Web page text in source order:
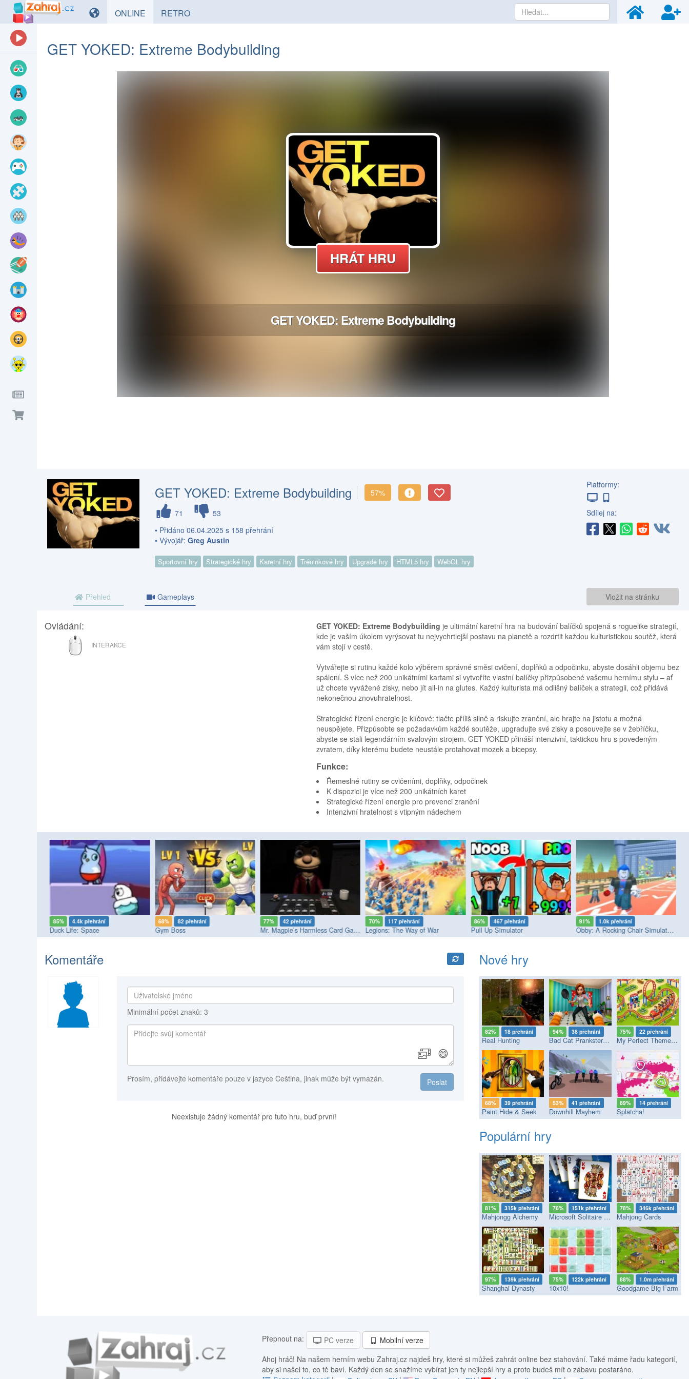
ONLINE HRYRETROHRY
GET YOKED: Extreme Bodybuilding
GET YOKED: Extreme Bodybuilding
57%
71
53
• Přidáno 06.04.2025 s 158 přehrání
• Vývojář:Greg Austin
Sportovní hry Strategické hry Karetní hry Tréninkové hry Upgrade hry HTML5 hry WebGL hry
Platformy:
Sdílej na:
Vložit na stránku
Přehled Gameplays
Ovládání:
MYŠ
INTERAKCE
GET YOKED: Extreme Bodybuilding je ultimátní karetní hra na budování balíčků spojená s roguelike strategií,
kde je vaším úkolem vyrýsovat tu nejvychrtlejší postavu na planetě a rozdrtit každou kulturistickou soutěž, která
vám stojí v cestě.
Vytvářejte si rutinu každé kolo výběrem správné směsi cvičení, doplňků a odpočinku, abyste dosáhli objemu bez
spálení. S více než 200 unikátními kartami si vytvoříte vlastní balíčky přizpůsobené vašemu hernímu stylu – ať
už chcete vyvážené zisky, nebo jít all-in na glutes. Každý kulturista má odlišný balíček a strategii, což přidává
nekonečnou znovuhratelnost.
Strategické řízení energie je klíčové: tlačte příliš silně a riskujte zranění, ale hrajte na jistotu a možná
neuspějete. Přizpůsobte se požadavkům každé soutěže, upgradujte své zisky a posouvejte se v žebříčku,
abyste se stali legendárním svalovým strojem. GET YOKED přináší intenzivní, taktickou hru s povedeným
zvratem, díky kterému budete neustále protahovat mozek a bicepsy.
Funkce:
Řemeslné rutiny se cvičeními, doplňky, odpočinek
K dispozici je více než 200 unikátních karet
Strategické řízení energie pro prevenci zranění
Intenzivní hratelnost s vtipným nádechem
85% 4.4k přehrání
Duck Life: Space
68% 82 přehrání
Gym Boss
77% 42 přehrání
Mr. Magpie’s Harmless Card Game
70% 117 přehrání
Legions: The Way of War
86% 467 přehrání
Pull Up Simulator
91% 1.0k přehrání
Obby: A Rocking Chair Simulator, The Escape
Komentáře
Minimální počet znaků: 3
😄
Poslat
Prosím, přidávejte komentáře pouze v jazyce Čeština, jinak může být vymazán.
Neexistuje žádný komentář pro tuto hru, buď první!
Nové hry
82% 18 přehrání
Real Hunting
94% 38 přehrání
Bad Cat Prankster - Mom’s Return
75% 22 přehrání
My Perfect Theme Park
68% 39 přehrání
Paint Hide & Seek
53% 41 přehrání
Downhill Mayhem
89% 14 přehrání
Splatcha!
Populární hry
81% 315k přehrání
Mahjongg Alchemy
76% 151k přehrání
Microsoft Solitaire Collection
78% 346k přehrání
Mahjong Cards
97% 139k přehrání
Shanghai Dynasty
75% 122k přehrání
10x10!
88% 1.0m přehrání
Goodgame Big Farm
Přepnout na: PC verze
Mobilní verze
Ahoj hráč! Na našem herním webu Zahraj.cz najdeš hry, které si můžeš zahrát online bez stahování. Také máme řadu kategorií,
aby si našel to, co tě baví. Každý den se snažíme vybírat jen ty nejlepší hry a proto budeš mít o zábavu postaráno.